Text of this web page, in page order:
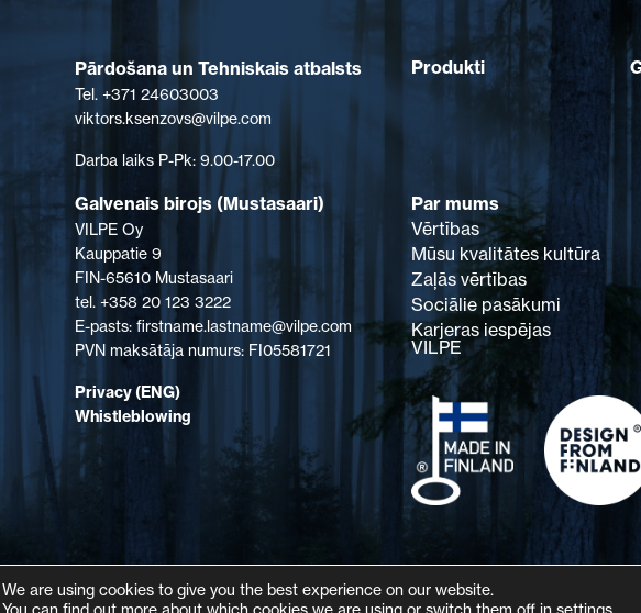
Pārdošana un Tehniskais atbalsts
Tel. +371 24603003
viktors.ksenzovs@vilpe.com
Darba laiks P-Pk: 9.00-17.00
Galvenais birojs (Mustasaari)
VILPE Oy
Kauppatie 9
FIN-65610 Mustasaari
tel. +358 20 123 3222
E-pasts: firstname.lastname@vilpe.com
PVN maksātāja numurs: FI05581721
Privacy (ENG)
Whistleblowing
Produkti
Par mums
Vērtības
Mūsu kvalitātes kultūra
Zaļās vērtības
Sociālie pasākumi
Karjeras iespējas
VILPE
We are using cookies to give you the best experience on our website.
You can find out more about which cookies we are using or switch them off insettings